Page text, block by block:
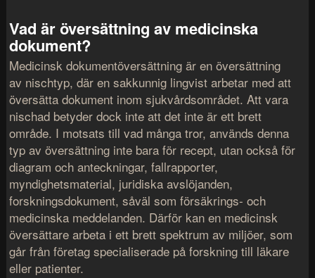
Vad är översättning av medicinska
dokument?
Medicinsk dokumentöversättning är en översättning
av nischtyp, där en sakkunnig lingvist arbetar med att
översätta dokument inom sjukvårdsområdet. Att vara
nischad betyder dock inte att det inte är ett brett
område. I motsats till vad många tror, ​​används denna
typ av översättning inte bara för recept, utan också för
diagram och anteckningar, fallrapporter,
myndighetsmaterial, juridiska avslöjanden,
forskningsdokument, såväl som försäkrings- och
medicinska meddelanden. Därför kan en medicinsk
översättare arbeta i ett brett spektrum av miljöer, som
går från företag specialiserade på forskning till läkare
eller patienter.